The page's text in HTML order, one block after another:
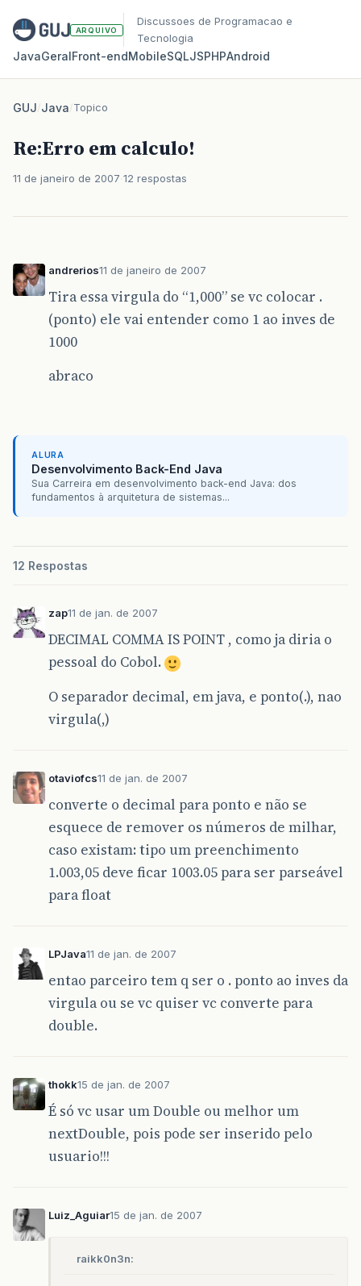
ARQUIVO
Discussoes de Programacao e
Tecnologia
JavaGeralFront‑endMobileSQLJSPHPAndroid
GUJ/Java/Topico
Re:Erro em calculo!
11 de janeiro de 2007 12 respostas
andrerios11 de janeiro de 2007
Tira essa virgula do “1,000” se vc colocar .
(ponto) ele vai entender como 1 ao inves de
1000
abraco
ALURA
Desenvolvimento Back-End Java
Sua Carreira em desenvolvimento back-end Java: dos
fundamentos à arquitetura de sistemas...
12 Respostas
zap11 de jan. de 2007
DECIMAL COMMA IS POINT , como ja diria o
pessoal do Cobol.
O separador decimal, em java, e ponto(.), nao
virgula(,)
otaviofcs11 de jan. de 2007
converte o decimal para ponto e não se
esquece de remover os números de milhar,
caso existam: tipo um preenchimento
1.003,05 deve ficar 1003.05 para ser parseável
para float
LPJava11 de jan. de 2007
entao parceiro tem q ser o . ponto ao inves da
virgula ou se vc quiser vc converte para
double.
thokk15 de jan. de 2007
É só vc usar um Double ou melhor um
nextDouble, pois pode ser inserido pelo
usuario!!!
Luiz_Aguiar15 de jan. de 2007
raikk0n3n: